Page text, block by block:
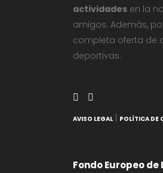
actividades en la
amigos. Además,
completa oferta de
deportivas.
AVISO LEGAL POLÍTICA DE
Fondo Europeo